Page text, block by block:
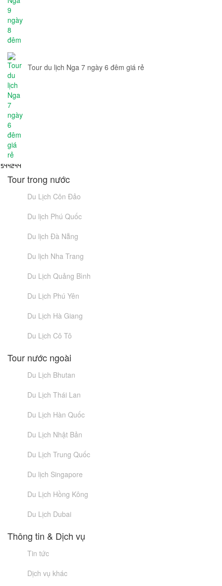
Tour du lịch Nga 7 ngày 6 đêm giá rẻ
Tour trong nước
Du Lịch Côn Đảo
Du lịch Phú Quốc
Du lịch Đà Nẵng
Du lịch Nha Trang
Du Lịch Quảng Bình
Du Lịch Phú Yên
Du Lịch Hà Giang
Du Lịch Cô Tô
Tour nước ngoài
Du Lịch Bhutan
Du Lịch Thái Lan
Du Lịch Hàn Quốc
Du Lịch Nhật Bản
Du Lịch Trung Quốc
Du lịch Singapore
Du Lịch Hồng Kông
Du Lịch Dubai
Thông tin & Dịch vụ
Tin tức
Dịch vụ khác